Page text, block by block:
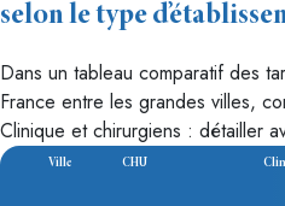
selon le type
Dans un tableau comparatif des
France entre les grandes villes,
Clinique et chirurgiens : détailler
Ville CHU